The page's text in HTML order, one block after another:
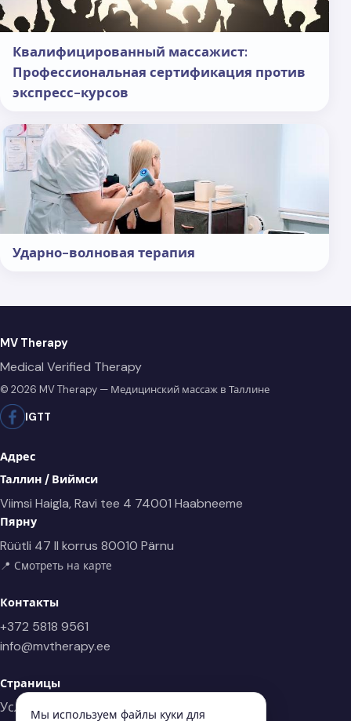
Квалифицированный массажист:
Профессиональная сертификация против
экспресс-курсов
Ударно-волновая терапия
MV Therapy
Medical Verified Therapy
© 2026 MV Therapy — Медицинский массаж в Таллине
IGTT
Адрес
Таллин / Виймси
Viimsi Haigla, Ravi tee 4 74001 Haabneeme
Пярну
Rüütli 47 II korrus 80010 Pärnu
📍 Смотреть на карте
Контакты
+372 5818 9561
info@mvtherapy.ee
Страницы
Услуги массажа
Мы используем файлы куки для